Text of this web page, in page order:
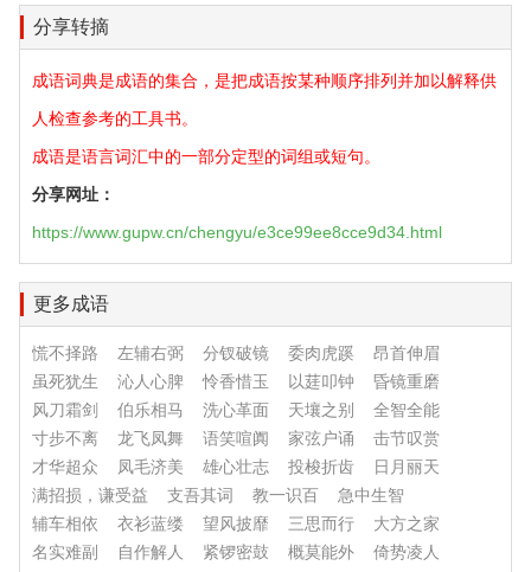
分享转摘
成语词典是成语的集合，是把成语按某种顺序排列并加以解释供
人检查参考的工具书。
成语是语言词汇中的一部分定型的词组或短句。
分享网址：
https://www.gupw.cn/chengyu/e3ce99ee8cce9d34.html
更多成语
慌不择路 左辅右弼 分钗破镜 委肉虎蹊
昂首伸眉
虽死犹生
沁人心脾 怜香惜玉 以莛叩钟
昏镜重磨
风刀霜剑
伯乐相马 洗心革面 天壤之别
全智全能
寸步不离
龙飞凤舞 语笑喧阗 家弦户诵
击节叹赏
才华超众
凤毛济美 雄心壮志 投梭折齿
日月丽天
满招损，谦受益
支吾其词 教一识百
急中生智
辅车相依
衣衫蓝缕 望风披靡 三思而行
大方之家
名实难副
自作解人 紧锣密鼓 概莫能外
倚势凌人